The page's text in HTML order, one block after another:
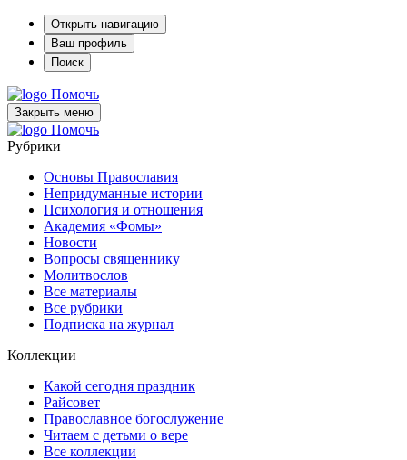
Открыть навигацию
Ваш профиль
Поиск
Помочь
Закрыть меню
Помочь
Рубрики
Основы Православия
Непридуманные истории
Психология и отношения
Академия «Фомы»
Новости
Вопросы священнику
Молитвослов
Все материалы
Все рубрики
Подписка на журнал
Коллекции
Какой сегодня праздник
Райсовет
Православное богослужение
Читаем с детьми о вере
Все коллекции